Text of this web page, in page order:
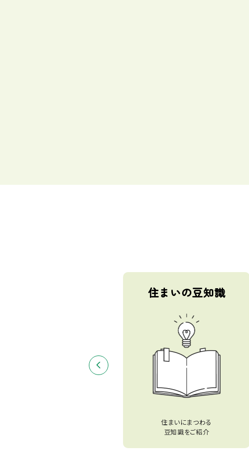
住まいの豆知識
住まいにまつわる
豆知識をご紹介